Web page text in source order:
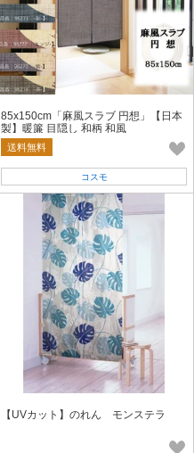
85x150cm「麻風スラブ 円想」【日本
製】暖簾 目隠し 和柄 和風
送料無料
コスモ
【UVカット】のれん モンステラ